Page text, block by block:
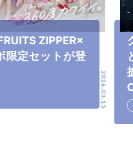
FRUITS ZIPPER×
限定セットが登
2026.03.15